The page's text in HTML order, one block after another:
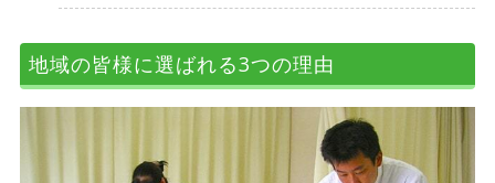
地域の皆様に選ばれる3つの理由